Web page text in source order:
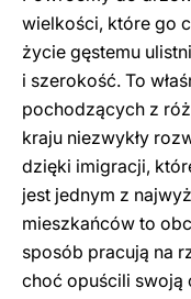
wielkości, które go
życie gęstemu
i szerokość. To
pochodzących z
kraju niezwykły
dzięki imigracji,
jest jednym z
mieszkańców to
sposób pracują na
choć opuścili swoją